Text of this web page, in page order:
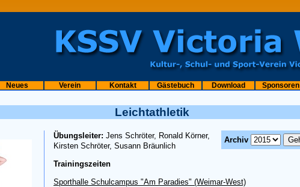
Neues Verein Kontakt Gästebuch Download Sponsoren
Leichtathletik
Archiv
Übungsleiter: Jens Schröter, Ronald Körner,
Kirsten Schröter, Susann Bräunlich
Trainingszeiten
Sporthalle Schulcampus "Am Paradies" (Weimar-West)